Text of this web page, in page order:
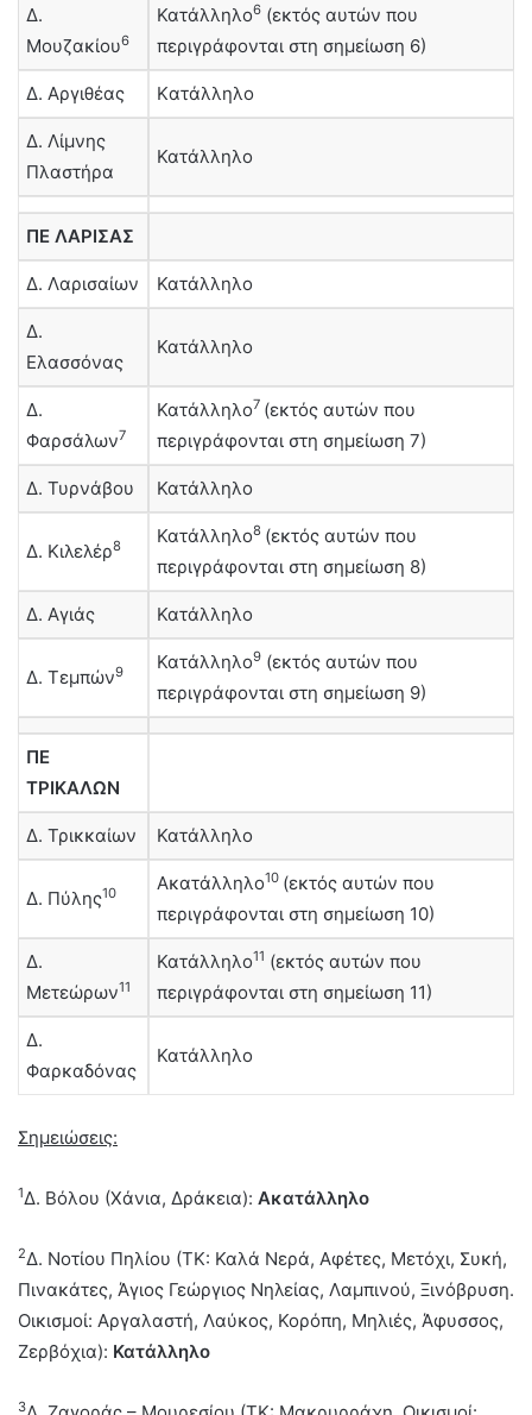
Δ.
Μουζακίου6
Κατάλληλο6 (εκτός αυτών που
περιγράφονται στη σημείωση 6)
Δ. Αργιθέας Kατάλληλο
Δ. Λίμνης
Πλαστήρα
Κατάλληλο
ΠΕ ΛΑΡΙΣΑΣ
Δ. Λαρισαίων Κατάλληλο
Δ.
Ελασσόνας
Κατάλληλο
Δ.
Φαρσάλων7
Κατάλληλο7 (εκτός αυτών που
περιγράφονται στη σημείωση 7)
Δ. Τυρνάβου Κατάλληλο
Δ. Κιλελέρ8 Κατάλληλο8 (εκτός αυτών που
περιγράφονται στη σημείωση 8)
Δ. Αγιάς Κατάλληλο
Δ. Τεμπών9 Κατάλληλο9 (εκτός αυτών που
περιγράφονται στη σημείωση 9)
ΠΕ
ΤΡΙΚΑΛΩΝ
Δ. Τρικκαίων Κατάλληλο
Δ. Πύλης10 Ακατάλληλο10 (εκτός αυτών που
περιγράφονται στη σημείωση 10)
Δ.
Μετεώρων11
Κατάλληλο11 (εκτός αυτών που
περιγράφονται στη σημείωση 11)
Δ.
Φαρκαδόνας
Κατάλληλο
Σημειώσεις:
1Δ. Βόλου (Χάνια, Δράκεια): Ακατάλληλο
2Δ. Νοτίου Πηλίου (ΤΚ: Καλά Νερά, Αφέτες, Μετόχι, Συκή,
Πινακάτες, Άγιος Γεώργιος Νηλείας, Λαμπινού, Ξινόβρυση.
Οικισμοί: Αργαλαστή, Λαύκος, Κορόπη, Μηλιές, Άφυσσος,
Ζερβόχια): Κατάλληλο
3